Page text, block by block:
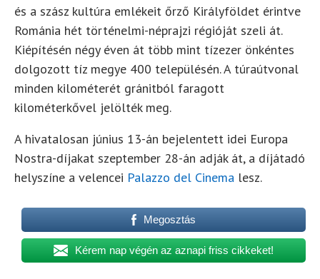
és a szász kultúra emlékeit őrző Királyföldet érintve
Románia hét történelmi-néprajzi régióját szeli át.
Kiépítésén négy éven át több mint tízezer önkéntes
dolgozott tíz megye 400 településén. A túraútvonal
minden kilométerét gránitból faragott
kilométerkővel jelölték meg.
A hivatalosan június 13-án bejelentett idei Europa
Nostra-díjakat szeptember 28-án adják át, a díjátadó
helyszíne a velencei Palazzo del Cinema lesz.
Megosztás
Kérem nap végén az aznapi friss cikkeket!